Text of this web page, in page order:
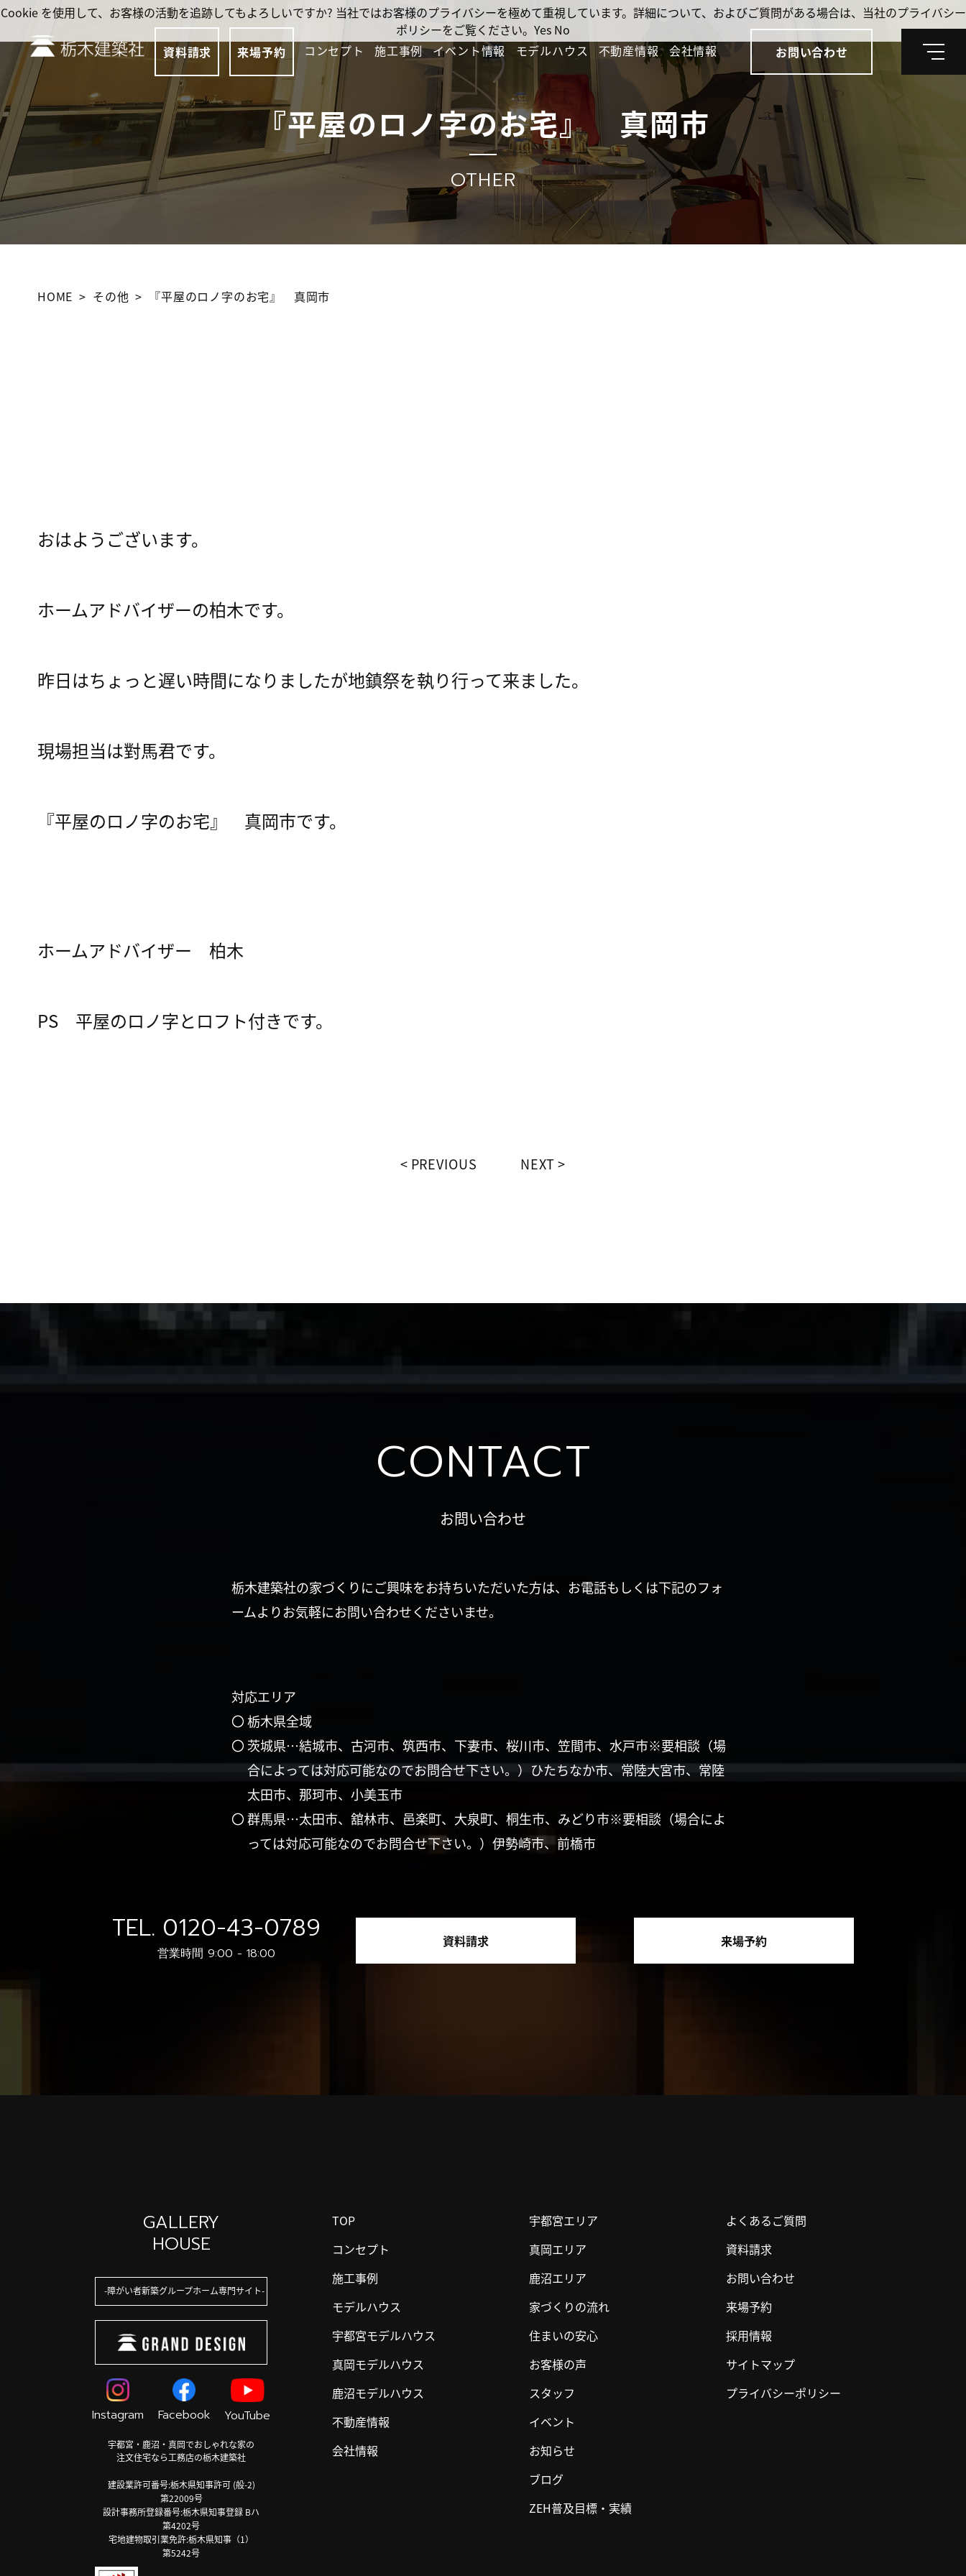
資料請求 来場予約 コンセプト 施工事例 イベント情報 モデルハウス 不動産情報 会社情報 お問い合わせ
メ
『平屋のロノ字のお宅』 真岡市
OTHER
HOME その他 『平屋のロノ字のお宅』 真岡市
おはようございます。
ホームアドバイザーの柏木です。
昨日はちょっと遅い時間になりましたが地鎮祭を執り行って来ました。
現場担当は對馬君です。
『平屋のロノ字のお宅』 真岡市です。
ホームアドバイザー 柏木
PS 平屋のロノ字とロフト付きです。
PREVIOUS NEXT
CONTACT
お問い合わせ
栃木建築社の家づくりにご興味をお持ちいただいた方は、お電話もしくは下記のフォ
ームよりお気軽にお問い合わせくださいませ。
対応エリア
〇 栃木県全域
〇 茨城県…結城市、古河市、筑西市、下妻市、桜川市、笠間市、水戸市※要相談（場
合によっては対応可能なのでお問合せ下さい。）ひたちなか市、常陸大宮市、常陸
太田市、那珂市、小美玉市
〇 群馬県…太田市、舘林市、邑楽町、大泉町、桐生市、みどり市※要相談（場合によ
っては対応可能なのでお問合せ下さい。）伊勢崎市、前橋市
TEL. 0120-43-0789
営業時間 9:00 - 18:00
資料請求 来場予約
GALLERY
HOUSE
障がい者新築グループホーム専門サイト
Instagram Facebook YouTube
宇都宮・鹿沼・真岡でおしゃれな家の
注文住宅なら工務店の栃木建築社
建設業許可番号:栃木県知事許可 (般-2)
第22009号
設計事務所登録番号:栃木県知事登録 Bハ
第4202号
宅地建物取引業免許:栃木県知事（1）
第5242号
TOP
コンセプト
施工事例
モデルハウス
宇都宮モデルハウス
真岡モデルハウス
鹿沼モデルハウス
不動産情報
会社情報
宇都宮エリア
真岡エリア
鹿沼エリア
家づくりの流れ
住まいの安心
お客様の声
スタッフ
イベント
お知らせ
ブログ
ZEH普及目標・実績
よくあるご質問
資料請求
お問い合わせ
来場予約
採用情報
サイトマップ
プライバシーポリシー
Cookie を使用して、お客様の活動を追跡してもよろしいですか? 当社ではお客様のプライバシーを極めて重視しています。詳細について、およびご質問がある場合は、当社のプライバシー
ポリシーをご覧ください。 Yes No